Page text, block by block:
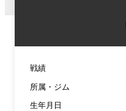
戦績
所属・ジム
生年月日